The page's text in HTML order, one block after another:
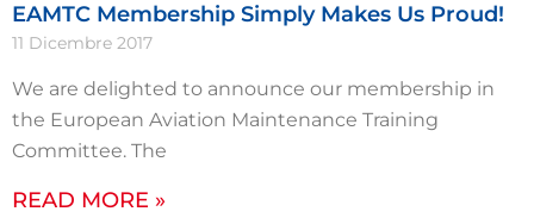
EAMTC Membership Simply Makes Us Proud!
11 Dicembre 2017
We are delighted to announce our membership in
the European Aviation Maintenance Training
Committee. The
READ MORE »